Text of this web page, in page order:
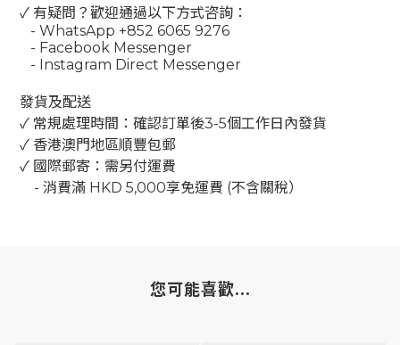
✓ 有疑問？歡迎通過以下方式咨詢：
- WhatsApp +852 6065 9276
- Facebook Messenger
- Instagram Direct Messenger
發貨及配送
✓ 常規處理時間：確認訂單後3-5個工作日內發貨
✓ 香港澳門地區順豐包郵
✓ 國際郵寄：需另付運費
- 消費滿 HKD 5,000享免運費 (不含關稅）
您可能喜歡...